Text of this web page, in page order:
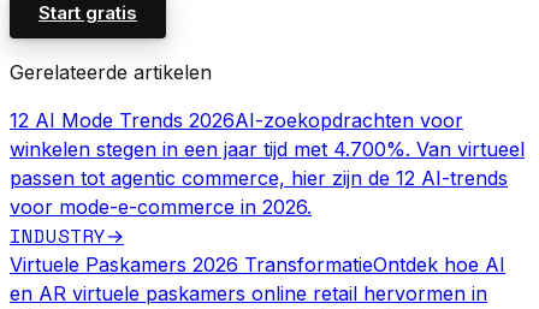
Start gratis
Gerelateerde artikelen
12 AI Mode Trends 2026AI-zoekopdrachten voor
winkelen stegen in een jaar tijd met 4.700%. Van virtueel
passen tot agentic commerce, hier zijn de 12 AI-trends
voor mode-e-commerce in 2026.
INDUSTRY→
Virtuele Paskamers 2026 TransformatieOntdek hoe AI
en AR virtuele paskamers online retail hervormen in